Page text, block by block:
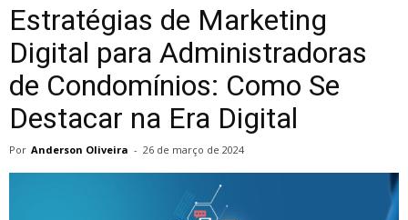
Estratégias de Marketing
Digital para Administradoras
de Condomínios: Como Se
Destacar na Era Digital
Por Anderson Oliveira - 26 de março de 2024